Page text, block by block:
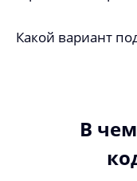
Какой вариант
В